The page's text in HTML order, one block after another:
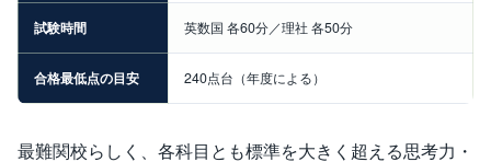
試験時間 英数国 各60分／理社 各50分
合格最低点の目安 240点台（年度による）
最難関校らしく、各科目とも標準を大きく超える思考力・